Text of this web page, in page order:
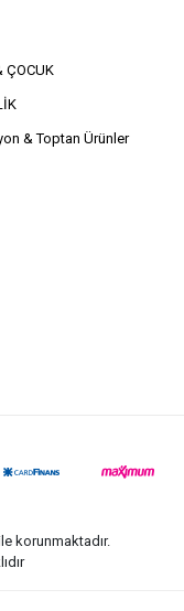
ÇOCUK
& Toptan Ürünler
korunmaktadır.